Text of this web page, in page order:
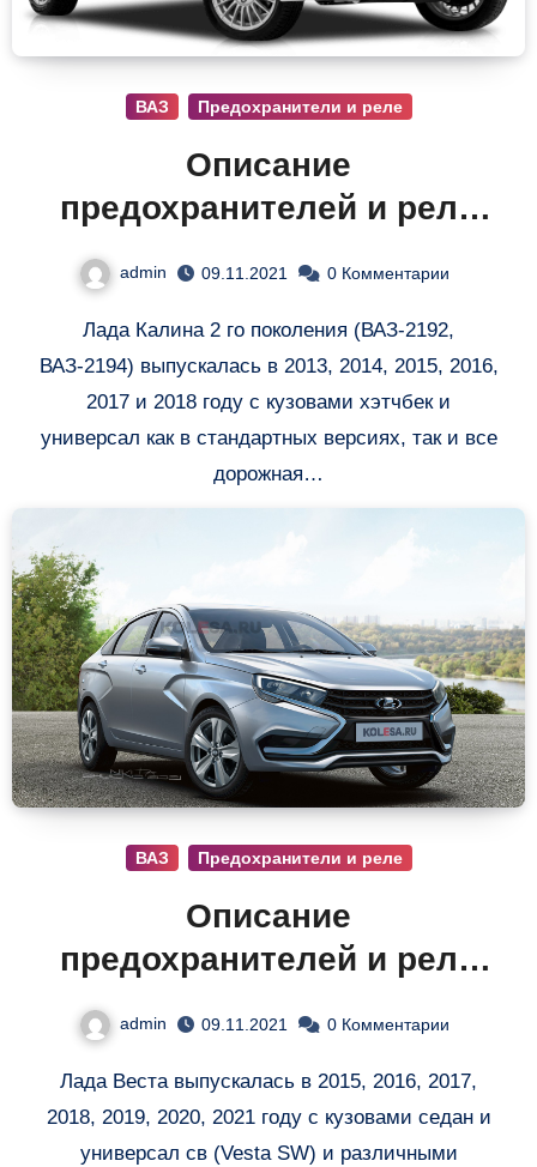
ВАЗ Предохранители и реле
Описание
предохранителей и реле
admin 09.11.2021 0 Комментарии
Лада Калина 2 го поколения (ВАЗ-2192,
ВАЗ-2194) выпускалась в 2013, 2014, 2015, 2016,
2017 и 2018 году с кузовами хэтчбек и
универсал как в стандартных версиях, так и все
дорожная…
ВАЗ Предохранители и реле
Описание
предохранителей и реле
admin 09.11.2021 0 Комментарии
Лада Веста выпускалась в 2015, 2016, 2017,
2018, 2019, 2020, 2021 году с кузовами седан и
универсал св (Vesta SW) и различными